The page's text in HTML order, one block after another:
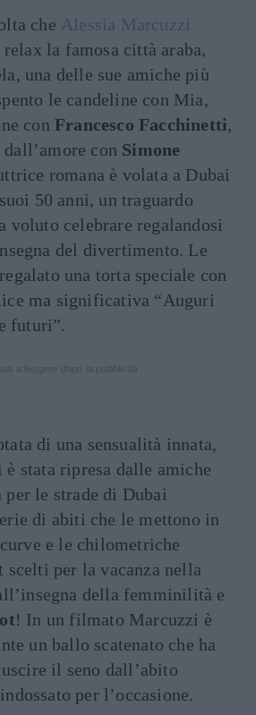
che Alessia Marcuzzi
la famosa città araba,
una delle sue amiche più
le candeline con Mia,
con Francesco Facchinetti,
con Simone
romana è volata a Dubai
50 anni, un traguardo
voluto celebrare regalandosi
del divertimento. Le
una torta speciale con
ma significativa “Auguri
futuri”.
di una sensualità innata,
stata ripresa dalle amiche
per le strade di Dubai
di abiti che le mettono in
e le chilometriche
per la vacanza nella
della femminilità e
! In un filmato Marcuzzi è
un ballo scatenato che ha
il seno dall’abito
indossato per l’occasione.